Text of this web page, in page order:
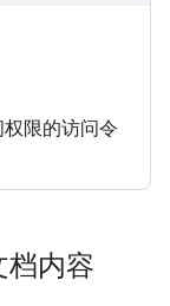
权限的访问令
内容